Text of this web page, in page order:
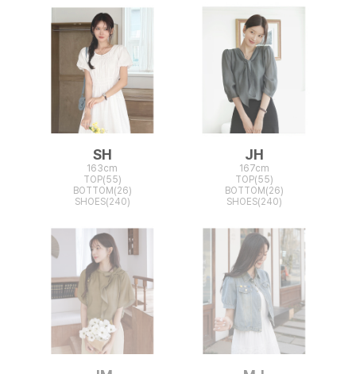
SH
163cm
TOP(55)
BOTTOM(26)
SHOES(240)
JH
167cm
TOP(55)
BOTTOM(26)
SHOES(240)